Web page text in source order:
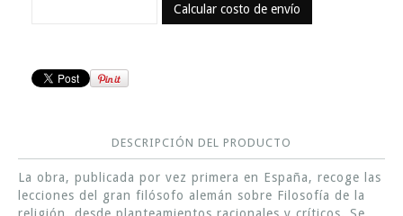
Calcular costo de envío
DESCRIPCIÓN DEL PRODUCTO
La obra, publicada por vez primera en España, recoge las
lecciones del gran filósofo alemán sobre Filosofía de la